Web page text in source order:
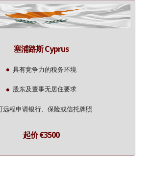
塞浦路斯 Cyprus
具有竞争力的税务环境
股东及董事无居住要求
远程申请银行、保险或信托牌照
起价 €3500